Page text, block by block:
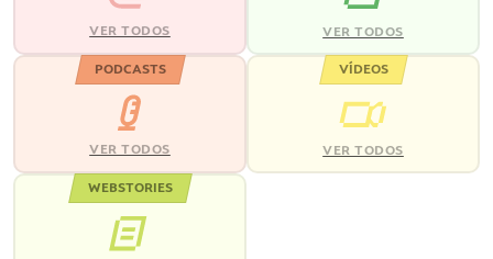
VER TODOS VER TODOS
PODCASTS
VER TODOS
VÍDEOS
VER TODOS
WEBSTORIES